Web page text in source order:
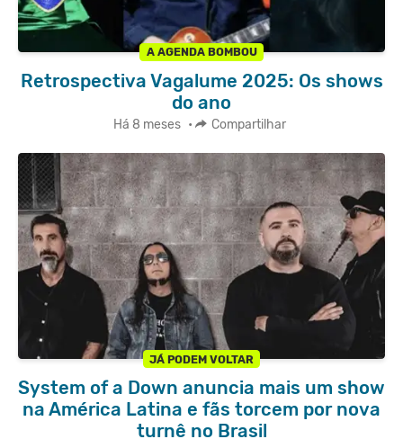
A AGENDA BOMBOU
Retrospectiva Vagalume 2025: Os shows
do ano
Há 8 meses • Compartilhar
JÁ PODEM VOLTAR
System of a Down anuncia mais um show
na América Latina e fãs torcem por nova
turnê no Brasil